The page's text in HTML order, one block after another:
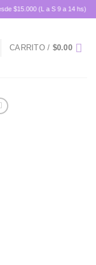
(L a S 9 a 14 hs)
CARRITO / $0.00